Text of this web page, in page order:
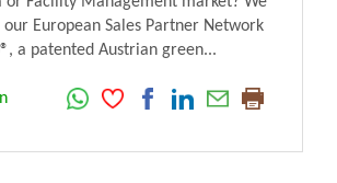
European Sales Partner Network
a patented Austrian green...